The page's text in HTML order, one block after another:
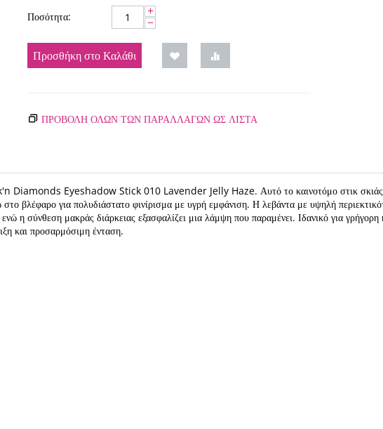
Ποσότητα: +
−
Προσθήκη στο Καλάθι
ΠΡΟΒΟΛΗ ΟΛΩΝ ΤΩΝ ΠΑΡΑΛΛΑΓΏΝ ΩΣ ΛΊΣΤΑ
Diamonds Eyeshadow Stick 010 Lavender Jelly Haze. Αυτό το καινοτόμο στικ σκιάς
βλέφαρο για πολυδιάστατο φινίρισμα με υγρή εμφάνιση. Η λεβάντα με υψηλή
η σύνθεση μακράς διάρκειας εξασφαλίζει μια λάμψη που παραμένει. Ιδανικό για γρήγορη
και προσαρμόσιμη ένταση.